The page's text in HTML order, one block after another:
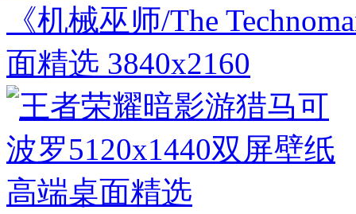
《机械巫师/The
面精选 3840x2160